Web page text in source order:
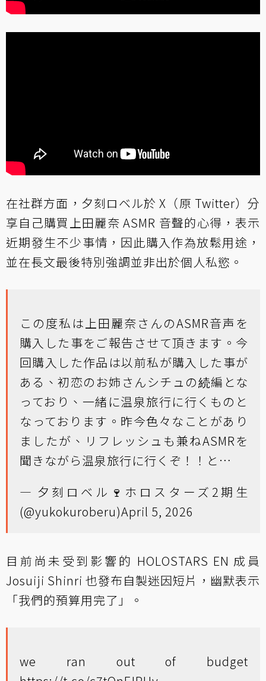
在社群方面，夕刻ロベル於 X（原 Twitter）分
享自己購買上田麗奈 ASMR 音聲的心得，表示
近期發生不少事情，因此購入作為放鬆用途，
並在長文最後特別強調並非出於個人私慾。
この度私は上田麗奈さんのASMR音声を
購入した事をご報告させて頂きます。今
回購入した作品は以前私が購入した事が
ある、初恋のお姉さんシチュの続編とな
っており、一緒に温泉旅行に行くものと
なっております。昨今色々なことがあり
ましたが、リフレッシュも兼ねASMRを
聞きながら温泉旅行に行くぞ！！と…
— 夕刻ロベル🍷ホロスターズ2期生
(@yukokuroberu)April 5, 2026
目前尚未受到影響的 HOLOSTARS EN 成員
Josuiji Shinri 也發布自製迷因短片，幽默表示
「我們的預算用完了」。
we ran out of budget